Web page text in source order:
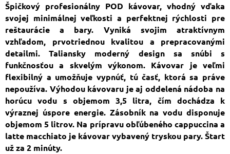
Špičkový profesionálny POD kávovar, vhodný vďaka
svojej minimálnej veľkosti a perfektnej rýchlosti pre
reštaurácie a bary. Vyniká svojim atraktívnym
vzhľadom, prvotriednou kvalitou a prepracovanými
detailmi. Taliansky moderný design sa snúbi s
funkčnosťou a skvelým výkonom. Kávovar je veľmi
flexibilný a umožňuje vypnúť, tú časť, ktorá sa práve
nepoužíva. Výhodou kávovaru je aj oddelená nádoba na
horúcu vodu s objemom 3,5 litra, čím dochádza k
výraznej úspore energie. Zásobník na vodu disponuje
objemom 5 litrov. Na prípravu obľúbeného cappuccina a
latte macchiato je kávovar vybavený tryskou pary. Štart
už za 2 minúty.